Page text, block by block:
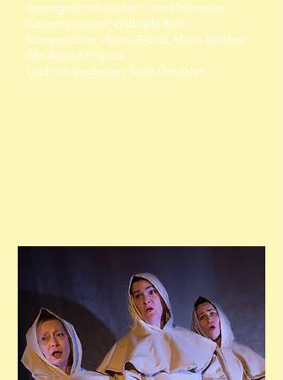
Scenografi och kostym: Tora Kirchmeier
Kostymassistent: Gabriella Bech
Kompositörer: Hanna Björck, Maria Sendow
från Awake Projects
Ljud och ljusdesign: Sofia Örndalen